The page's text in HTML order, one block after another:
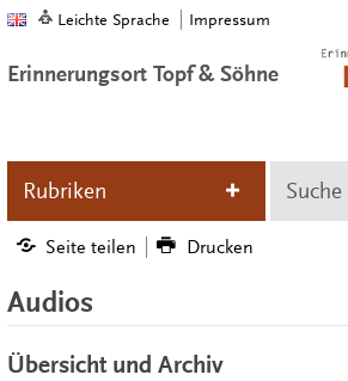
Leichte Sprache Impressum
Erinnerungsort Topf & Söhne
Rubriken Suche
Seite teilen Drucken
Audios
Übersicht und Archiv